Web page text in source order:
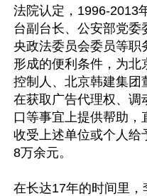
法院认定，1996-2013
台副台长、公安部党委
央政法委员会委员等职
形成的便利条件，为
控制人、北京韩建集团
在获取广告代理权、调
口等事宜上提供帮助
收受上述单位或个人给
8万余元。
在长达17年的时间里，